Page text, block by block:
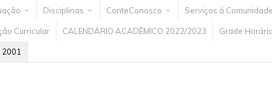
Disciplinas ConteConosco Serviços á
Curricular CALENDÁRIO ACADÊMICO 2022/2023 Grade